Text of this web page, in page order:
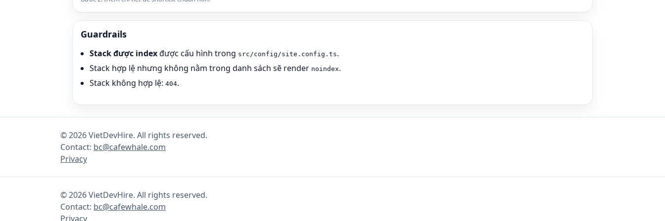
Guardrails
Stack được indexđược cấu hình trong src/config/site.config.ts.
Stack hợp lệ nhưng không nằm trong danh sách sẽ render noindex.
Stack không hợp lệ: 404.
©2026VietDevHire. All rights reserved.
Contact: bc@cafewhale.com
Privacy
©2026VietDevHire. All rights reserved.
Contact: bc@cafewhale.com
Privacy